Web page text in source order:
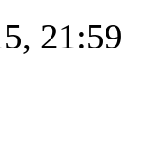
21:59